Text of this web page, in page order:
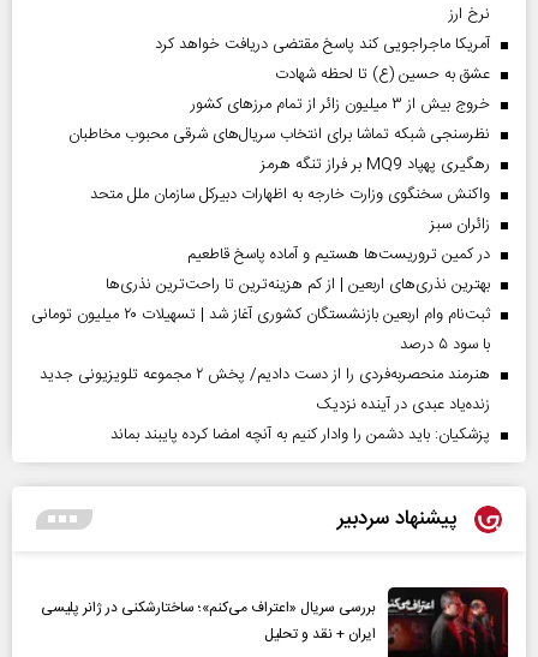
نرخ ارز
آمریکا ماجراجویی کند پاسخ مقتضی دریافت خواهد کرد
عشق به حسین (ع) تا لحظه شهادت
خروج بیش از ۳ میلیون زائر از تمام مرز‌های کشور
نظرسنجی شبکه تماشا برای انتخاب سریال‌های شرقی محبوب مخاطبان
رهگیری پهپاد MQ9 بر فراز تنگه هرمز
واکنش سخنگوی وزارت خارجه به اظهارات دبیرکل سازمان ملل متحد
‌زائران سبز
در کمین تروریست‌ها هستیم و آماده پاسخ قاطعیم
بهترین نذری‌های اربعین | از کم هزینه‌ترین تا راحت‌ترین نذری‌ها
ثبت‌نام وام اربعین بازنشستگان کشوری آغاز شد | تسهیلات ۲۰ میلیون تومانی
با سود ۵ درصد
هنرمند منحصر‌به‌فردی را از دست دادیم/ پخش ۲ مجموعه تلویزیونی جدید
زنده‌یاد عبدی در آینده نزدیک
پزشکیان: باید دشمن را وادار کنیم به آنچه امضا کرده پایبند بماند
پیشنهاد سردبیر
بررسی سریال «اعتراف می‌کنم»؛ ساختارشکنی در ژانر پلیسی
ایران + نقد و تحلیل